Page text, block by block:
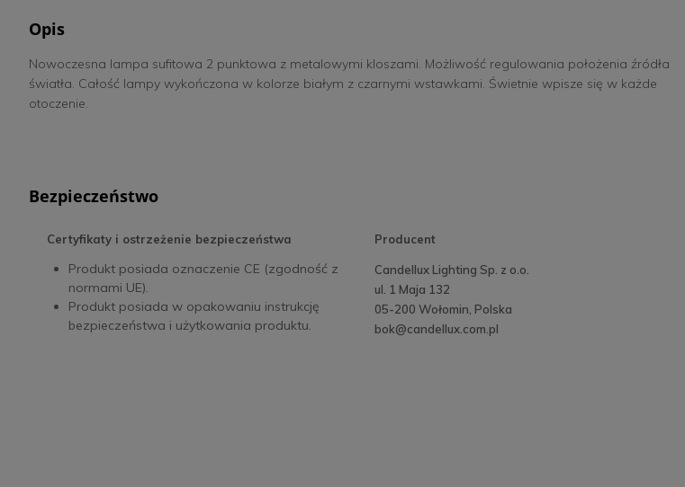
Opis
Nowoczesna lampa sufitowa 2 punktowa z metalowymi kloszami. Możliwość regulowania położenia źródła
światła. Całość lampy wykończona w kolorze białym z czarnymi wstawkami. Świetnie wpisze się w każde
otoczenie.
Bezpieczeństwo
Producent
Candellux Lighting Sp. z o.o.
ul. 1 Maja 132
05-200 Wołomin, Polska
bok@candellux.com.pl
Certyfikaty i ostrzeżenie bezpieczeństwa
Produkt posiada oznaczenie CE (zgodność z
normami UE).
Produkt posiada w opakowaniu instrukcję
bezpieczeństwa i użytkowania produktu.